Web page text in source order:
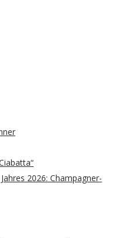
2026: Champagner-